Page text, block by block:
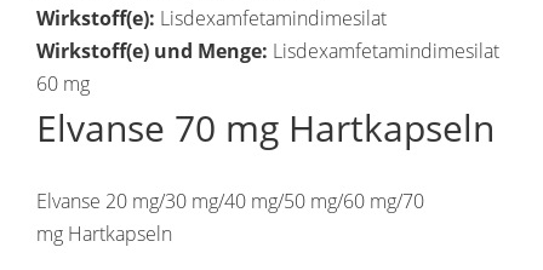
Wirkstoff(e): Lisdexamfetamindimesilat
Wirkstoff(e) und Menge: Lisdexamfetamindimesilat
60 mg
Elvanse 70 mg Hartkapseln
Elvanse 20 mg/30 mg/40 mg/50 mg/60 mg/70
mg Hartkapseln